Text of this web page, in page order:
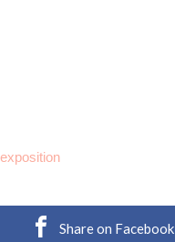
Share on Facebook